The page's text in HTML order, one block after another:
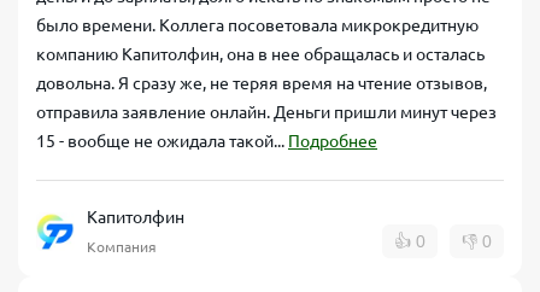
было времени. Коллега посоветовала микрокредитную
компанию Капитолфин, она в нее обращалась и осталась
довольна. Я сразу же, не теряя время на чтение отзывов,
отправила заявление онлайн. Деньги пришли минут через
15 - вообще не ожидала такой... Подробнее
Капитолфин
Компания 👍 0 👎 0